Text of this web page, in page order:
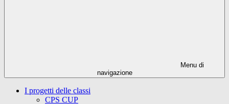
Menu di
navigazione
I progetti delle classi
CPS CUP